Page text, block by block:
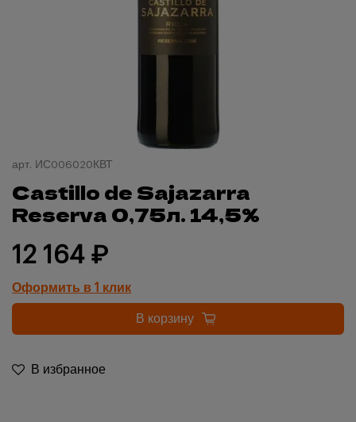
арт. ИС006020КВТ
Castillo de Sajazarra
Reserva 0,75л. 14,5%
В избранное
12 164 ₽
Оформить в 1 клик
В корзину